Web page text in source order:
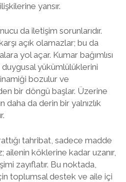
yansır.
da iletişim sorunlarıdır.
açık olamazlar; bu da
yol açar. Kumar bağımlısı
duygusal yükümlülüklerini
bozulur ve
bir döngü başlar. Üzerine
daha da derin bir yalnızlık
tahribat, sadece madde
ailenin köklerine kadar uzanır,
zayıflatır. Bu noktada,
toplumsal destek ve aile içi